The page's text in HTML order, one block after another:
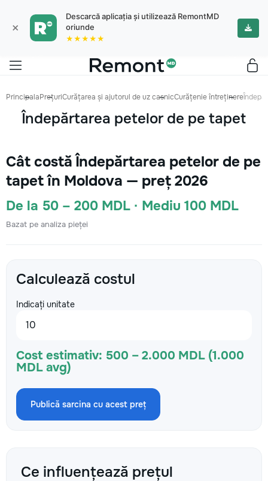
×
Descarcă aplicația și utilizează RemontMD
oriunde
★★★★★
PrincipalaPrețuriCurățarea și ajutorul de uz casnicCurățenie întreținere
Îndepărtarea petelor de pe tapet
Cât costă Îndepărtarea petelor de pe
tapet în Moldova — preț 2026
De la 50 – 200 MDL · Mediu 100 MDL
Bazat pe analiza pieței
Calculează costul
Indicați unitate
Cost estimativ: 500 – 2.000 MDL (1.000
MDL avg)
Publică sarcina cu acest preț
Ce influențează prețul